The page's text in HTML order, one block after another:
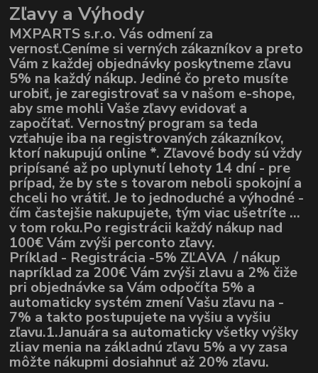
Zľavy a Výhody
MXPARTS s.r.o. Vás odmení za
vernosť.Ceníme si verných zákazníkov a preto
Vám z každej objednávky poskytneme zľavu
5% na každý nákup. Jediné čo preto musíte
urobiť, je zaregistrovať sa v našom e-shope,
aby sme mohli Vaše zľavy evidovať a
započítať. Vernostný program sa teda
vzťahuje iba na registrovaných zákazníkov,
ktorí nakupujú online *. Zľavové body sú vždy
pripísané až po uplynutí lehoty 14 dní - pre
prípad, že by ste s tovarom neboli spokojní a
chceli ho vrátiť. Je to jednoduché a výhodné -
čím častejšie nakupujete, tým viac ušetríte ...
v tom roku.Po registrácii každý nákup nad
100€ Vám zvýši perconto zľavy.
Príklad - Registrácia -5% ZĽAVA / nákup
napríklad za 200€ Vám zvýši zlavu a 2% čiže
pri objednávke sa Vám odpočíta 5% a
automaticky systém zmení Vašu zľavu na -
7% a takto postupujete na vyšiu a vyšiu
zľavu.1.Januára sa automaticky všetky výšky
zliav menia na základnú zľavu 5% a vy zasa
môžte nákupmi dosiahnuť až 20% zľavu.